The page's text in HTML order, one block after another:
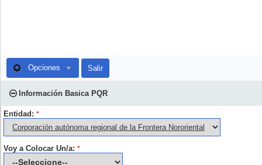
Opciones Salir
Información Basica PQR
Entidad: *
Voy a Colocar Un/a: *